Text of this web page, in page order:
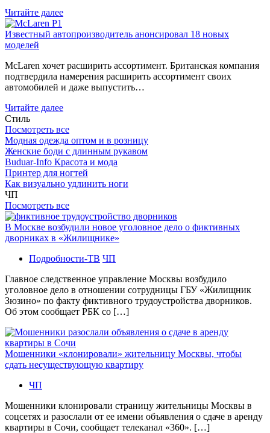
Читайте далее
Известный автопроизводитель анонсировал 18 новых
моделей
McLaren хочет расширить ассортимент. Британская компания
подтвердила намерения расширить ассортимент своих
автомобилей и даже выпустить…
Читайте далее
Стиль
Посмотреть все
Модная одежда оптом и в розницу
Женские боди с длинным рукавом
Buduar-Info Красота и мода
Принтер для ногтей
Как визуально удлинить ноги
ЧП
Посмотреть все
В Москве возбудили новое уголовное дело о фиктивных
дворниках в «Жилищнике»
Подробности-ТВ ЧП
Главное следственное управление Москвы возбудило
уголовное дело в отношении сотрудницы ГБУ «Жилищник
Зюзино» по факту фиктивного трудоустройства дворников.
Об этом сообщает РБК со […]
Мошенники «клонировали» жительницу Москвы, чтобы
сдать несуществующую квартиру
ЧП
Мошенники клонировали страницу жительницы Москвы в
соцсетях и разослали от ее имени объявления о сдаче в аренду
квартиры в Сочи, сообщает телеканал «360». […]